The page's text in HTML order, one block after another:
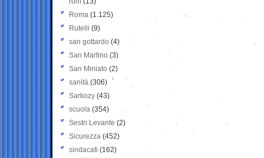
Roma (1.125)
Rutelli (9)
san gottardo (4)
San Martino (3)
San Miniato (2)
sanità (306)
Sarkozy (43)
scuola (354)
Sestri Levante (2)
Sicurezza (452)
sindacati (162)